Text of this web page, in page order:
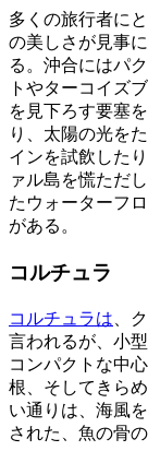
多くの旅行者に
の美しさが見事
る。沖合にはパ
トやターコイズ
を見下ろす要塞
り、太陽の光を
インを試飲した
ァル島を慌ただ
たウォーターフ
がある。
コルチュラ
コルチュラは 、
言われるが、小
コンパクトな中
根、そしてきら
い通りは、海風
された、魚の骨